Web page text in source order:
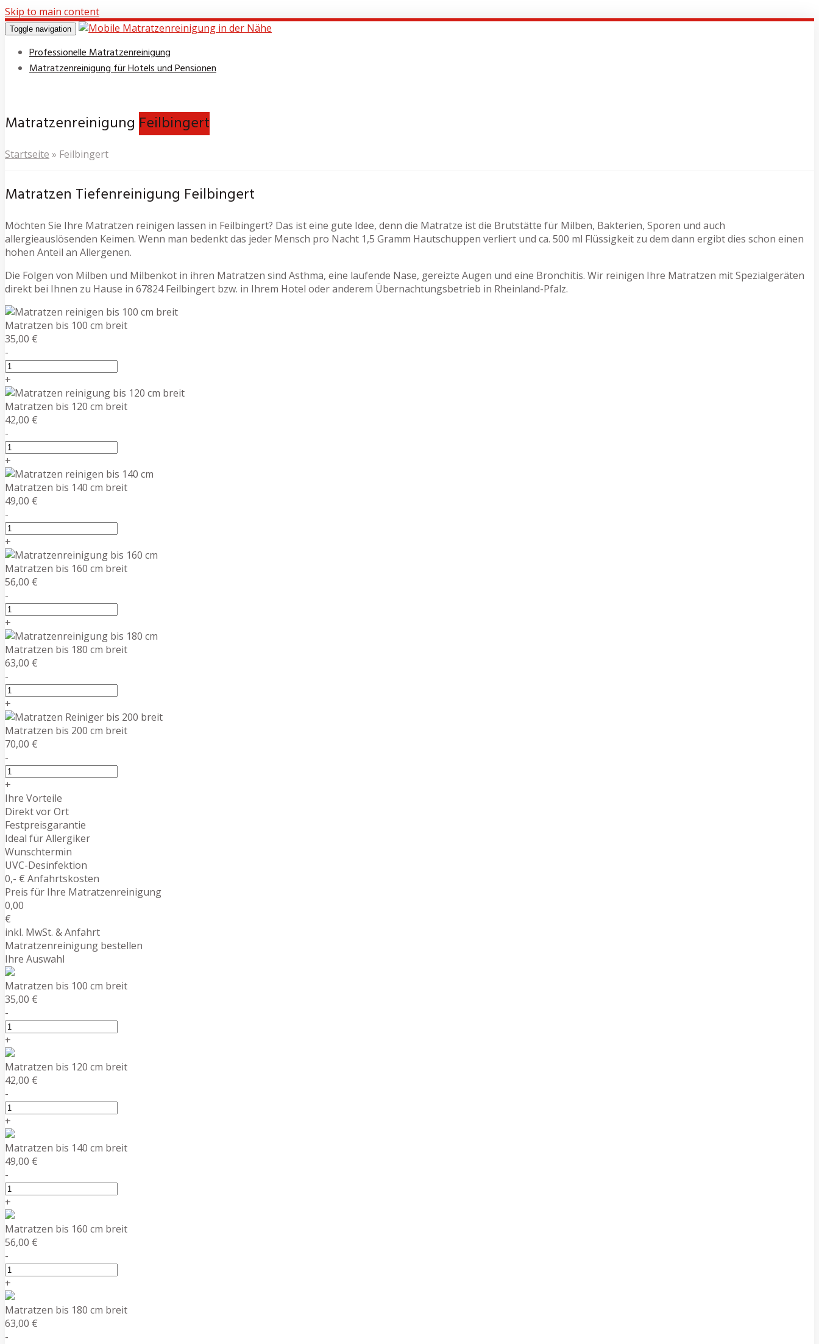
Skip to main content
Toggle navigation
Professionelle Matratzenreinigung
Matratzenreinigung für Hotels und Pensionen
Matratzenreinigung Feilbingert
Startseite » Feilbingert
Matratzen Tiefenreinigung Feilbingert
Möchten Sie Ihre Matratzen reinigen lassen in Feilbingert? Das ist eine gute Idee, denn die Matratze ist die Brutstätte für Milben, Bakterien, Sporen und auch
allergieauslösenden Keimen. Wenn man bedenkt das jeder Mensch pro Nacht 1,5 Gramm Hautschuppen verliert und ca. 500 ml Flüssigkeit zu dem dann ergibt dies schon einen
hohen Anteil an Allergenen.
Die Folgen von Milben und Milbenkot in ihren Matratzen sind Asthma, eine laufende Nase, gereizte Augen und eine Bronchitis. Wir reinigen Ihre Matratzen mit Spezialgeräten
direkt bei Ihnen zu Hause in 67824 Feilbingert bzw. in Ihrem Hotel oder anderem Übernachtungsbetrieb in Rheinland-Pfalz.
Matratzen bis 100 cm breit
35,00 €
-
+
Matratzen bis 120 cm breit
42,00 €
-
+
Matratzen bis 140 cm breit
49,00 €
-
+
Matratzen bis 160 cm breit
56,00 €
-
+
Matratzen bis 180 cm breit
63,00 €
-
+
Matratzen bis 200 cm breit
70,00 €
-
+
Ihre Vorteile
Direkt vor Ort
Festpreisgarantie
Ideal für Allergiker
Wunschtermin
UVC-Desinfektion
0,- € Anfahrtskosten
Preis für Ihre Matratzenreinigung
0,00
€
inkl. MwSt. & Anfahrt
Matratzenreinigung bestellen
Ihre Auswahl
Matratzen bis 100 cm breit
35,00 €
-
+
Matratzen bis 120 cm breit
42,00 €
-
+
Matratzen bis 140 cm breit
49,00 €
-
+
Matratzen bis 160 cm breit
56,00 €
-
+
Matratzen bis 180 cm breit
63,00 €
-